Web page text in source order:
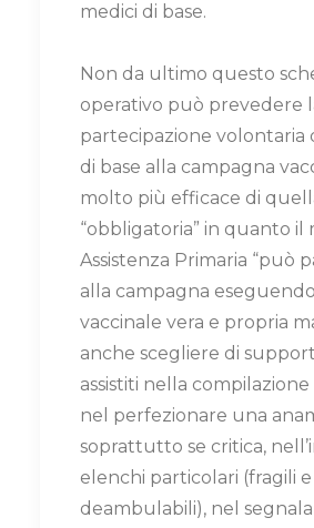
medici di base.
Non da ultimo questo
operativo può prevedere
partecipazione volontaria
di base alla campagna
molto più efficace di
“obbligatoria” in quanto il
Assistenza Primaria “può
alla campagna
vaccinale vera e propria
anche scegliere di
assistiti nella
nel perfezionare una
soprattutto se critica,
elenchi particolari (fragili
deambulabili), nel